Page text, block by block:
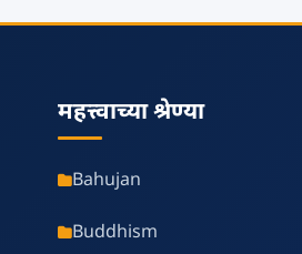
महत्त्वाच्या श्रेण्या
Bahujan
Buddhism